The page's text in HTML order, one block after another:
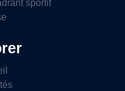
sportif